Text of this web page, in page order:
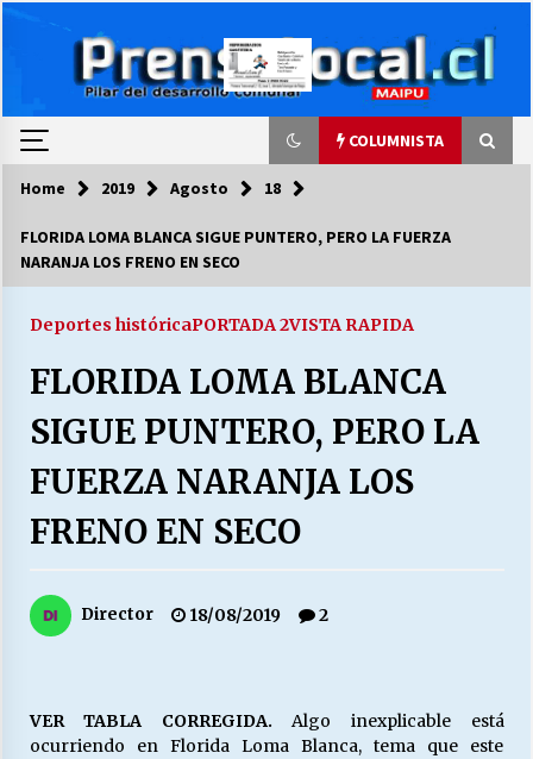
COLUMNISTA
COLUMNISTA
03/08/2026
LA DC POR SIEMPRE.RECORDANDO 69 AÑOS DE
28/07/2026
“ORGULLOSOS DE SER DC” SALUDA EL
27/07/2026
LABORAL:
25/06/2026
Home 2019 Agosto 18
FLORIDA LOMA BLANCA SIGUE PUNTERO, PERO LA FUERZA
NARANJA LOS FRENO EN SECO
Deportes históricaPORTADA 2VISTA RAPIDA
FLORIDA LOMA BLANCA
SIGUE PUNTERO, PERO LA
FUERZA NARANJA LOS
FRENO EN SECO
Director 18/08/2019 2
VER TABLA CORREGIDA. Algo inexplicable está
ocurriendo en Florida Loma Blanca, tema que este